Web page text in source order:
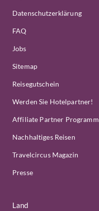
Datenschutzerklärung
FAQ
Jobs
Sitemap
Reisegutschein
Werden Sie Hotelpartner!
Affiliate Partner Programm
Nachhaltiges Reisen
Travelcircus Magazin
Presse
Land